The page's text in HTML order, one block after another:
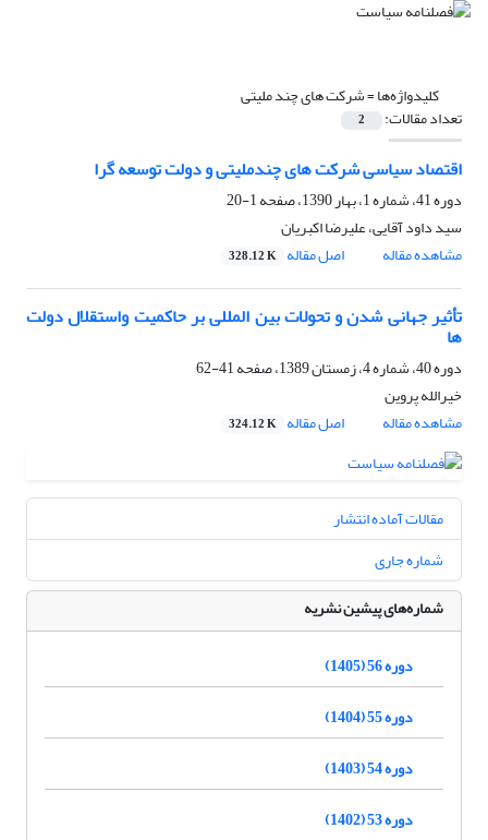
کلیدواژه‌ها =شرکت های چند ملیتی
تعداد مقالات: 2
اقتصاد سیاسی شرکت های چندملیتی و دولت توسعه گرا
دوره 41، شماره 1، بهار 1390، صفحه
1-20
سید داود آقایی، علیرضا اکبریان
مشاهده مقاله
اصل مقاله 328.12 K
تأثیر جهانی شدن و تحولات بین المللی بر حاکمیت واستقلال دولت
ها
دوره 40، شماره 4، زمستان 1389، صفحه
41-62
خیرالله پروین
مشاهده مقاله
اصل مقاله 324.12 K
مقالات آماده انتشار
شماره جاری
شماره‌های پیشین نشریه
دوره 56 (1405)
دوره 55 (1404)
دوره 54 (1403)
دوره 53 (1402)